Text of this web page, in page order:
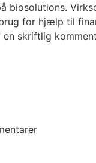
biosolutions.
for hjælp til
en skriftlig